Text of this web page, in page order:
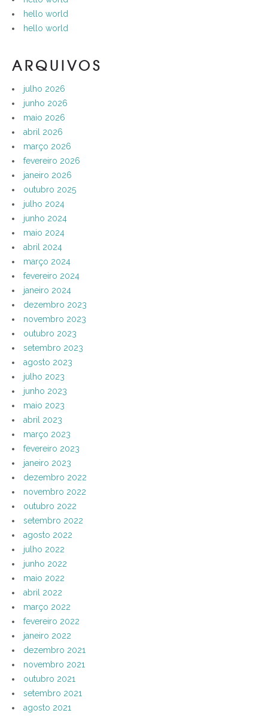
hello world
hello world
ARQUIVOS
julho 2026
junho 2026
maio 2026
abril 2026
março 2026
fevereiro 2026
janeiro 2026
outubro 2025
julho 2024
junho 2024
maio 2024
abril 2024
março 2024
fevereiro 2024
janeiro 2024
dezembro 2023
novembro 2023
outubro 2023
setembro 2023
agosto 2023
julho 2023
junho 2023
maio 2023
abril 2023
março 2023
fevereiro 2023
janeiro 2023
dezembro 2022
novembro 2022
outubro 2022
setembro 2022
agosto 2022
julho 2022
junho 2022
maio 2022
abril 2022
março 2022
fevereiro 2022
janeiro 2022
dezembro 2021
novembro 2021
outubro 2021
setembro 2021
agosto 2021